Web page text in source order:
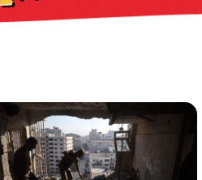
aos ataques transfóbicos
para toda Gaza” — enquanto o